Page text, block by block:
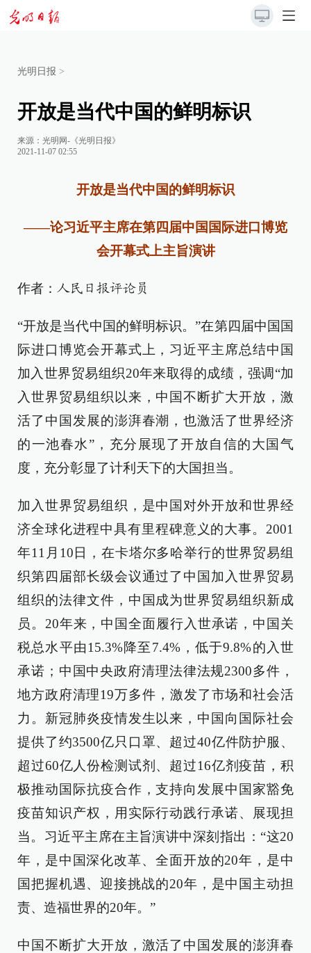
光明日报 >
开放是当代中国的鲜明标识
来源： 光明网-《光明日报》
2021-11-07 02:55
开放是当代中国的鲜明标识
——论习近平主席在第四届中国国际进口博览
会开幕式上主旨演讲
作者： 人民日报评论员
“开放是当代中国的鲜明标识。”在第四届中国国
际进口博览会开幕式上，习近平主席总结中国
加入世界贸易组织20年来取得的成绩，强调“加
入世界贸易组织以来，中国不断扩大开放，激
活了中国发展的澎湃春潮，也激活了世界经济
的一池春水”，充分展现了开放自信的大国气
度，充分彰显了计利天下的大国担当。
加入世界贸易组织，是中国对外开放和世界经
济全球化进程中具有里程碑意义的大事。2001
年11月10日，在卡塔尔多哈举行的世界贸易组
织第四届部长级会议通过了中国加入世界贸易
组织的法律文件，中国成为世界贸易组织新成
员。20年来，中国全面履行入世承诺，中国关
税总水平由15.3%降至7.4%，低于9.8%的入世
承诺；中国中央政府清理法律法规2300多件，
地方政府清理19万多件，激发了市场和社会活
力。新冠肺炎疫情发生以来，中国向国际社会
提供了约3500亿只口罩、超过40亿件防护服、
超过60亿人份检测试剂、超过16亿剂疫苗，积
极推动国际抗疫合作，支持向发展中国家豁免
疫苗知识产权，用实际行动践行承诺、展现担
当。习近平主席在主旨演讲中深刻指出：“这20
年，是中国深化改革、全面开放的20年，是中
国把握机遇、迎接挑战的20年，是中国主动担
责、造福世界的20年。”
中国不断扩大开放，激活了中国发展的澎湃春